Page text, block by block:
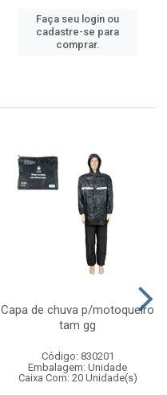
Faça seu login ou
cadastre-se para
comprar.
Capa de chuva p/motoqueiro
tam gg
Código: 830201
Embalagem: Unidade
Caixa Com: 20 Unidade(s)